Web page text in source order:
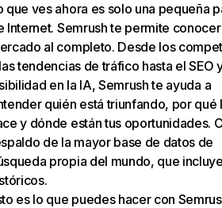
que ves ahora es solo una pequeña
Internet. Semrush te permite
al completo. Desde los
tendencias de tráfico hasta el SEO
en la IA, Semrush te ayuda a
quién está triunfando, por qué
y dónde están tus oportunidades.
de la mayor base de datos de
propia del mundo, que
es lo que puedes hacer con